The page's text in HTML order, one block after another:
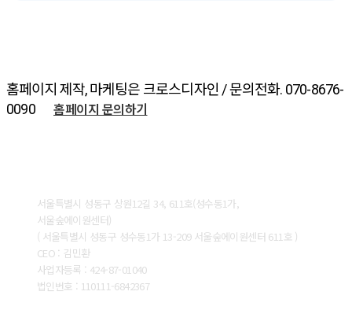
홈페이지 제작, 마케팅은 크로스디자인 / 문의전화. 070-8676-
0090
홈페이지 문의하기
서울특별시 성동구 상원12길 34, 611호(성수동1가,
서울숲에이원센터)
( 서울특별시 성동구 성수동1가 13-209 서울숲에이원센터 611호 )
CEO : 김민환
사업자등록 : 424-87-01040
법인번호 : 110111-6842367